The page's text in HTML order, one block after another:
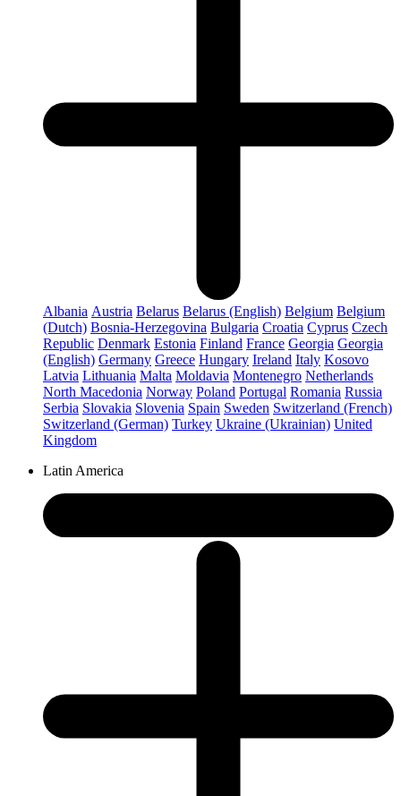
Albania Austria Belarus Belarus (English) Belgium Belgium
(Dutch) Bosnia-Herzegovina Bulgaria Croatia Cyprus Czech
Republic Denmark Estonia Finland France Georgia Georgia
(English) Germany Greece Hungary Ireland Italy Kosovo
Latvia Lithuania Malta Moldavia Montenegro Netherlands
North Macedonia Norway Poland Portugal Romania Russia
Serbia Slovakia Slovenia Spain Sweden Switzerland (French)
Switzerland (German) Turkey Ukraine (Ukrainian) United
Kingdom
Latin America